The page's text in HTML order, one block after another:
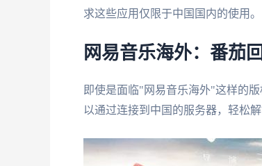
求这些应用仅限于中国国内的使用。
网易音乐海外：番茄
即使是面临"网易音乐海外"这样的
以通过连接到中国的服务器，轻松